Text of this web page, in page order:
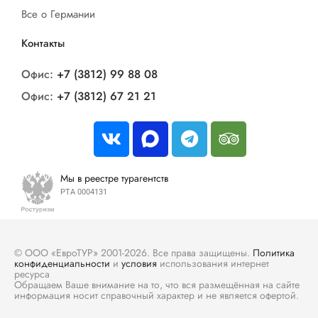
Территория базы отдыха полностью обустроена
как для прогулок, так и для активного отдыха
площадки для игры в баскетбол и волейбол,
столы для пинг-понга, а так же большая
можно устроиться на шашлык, позагорать на
пляже. В отеле так же есть аквапарк!
Спортивно-оздоровительный центр
проходимостью 90 чел. в час включает в себя
бассейн с водными аттракционами, сауну с
фреш-бар, центр эстетической косметологии.
Все о Германии
Контакты
Офис: +7 (3812) 99 88 08
Офис: +7 (3812) 67 21 21
Мы в реестре турагентств
РТА 0004131
© ООО «ЕвроТУР» 2001-2026. Все права защищены. Политика
конфиденциальности и условия использования интернет
ресурса
Обращаем Ваше внимание на то, что вся размещённая на сайте
информация носит справочный характер и не является офертой.